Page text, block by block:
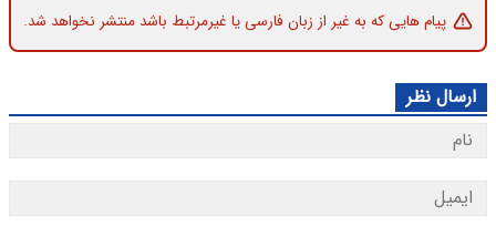
پیام هایی که به غیر از زبان فارسی یا غیرمرتبط باشد منتشر نخواهد شد.
ارسال نظر